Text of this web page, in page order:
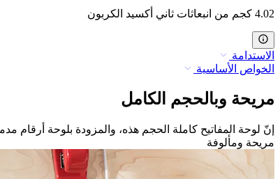
4.02 كجم من انبعاثات ثاني أكسيد الكربون
الاستدامة
الخواص الأساسية
مريحة وبالحجم الكامل
إنّ لوحة المفاتيح كاملة الحجم هذه، والمزودة بلوحة أرقام
مريحة ومألوفة